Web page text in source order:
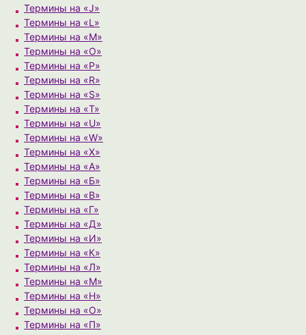
Термины на «J»
Термины на «L»
Термины на «M»
Термины на «O»
Термины на «P»
Термины на «R»
Термины на «S»
Термины на «T»
Термины на «U»
Термины на «W»
Термины на «X»
Термины на «А»
Термины на «Б»
Термины на «В»
Термины на «Г»
Термины на «Д»
Термины на «И»
Термины на «К»
Термины на «Л»
Термины на «М»
Термины на «Н»
Термины на «О»
Термины на «П»